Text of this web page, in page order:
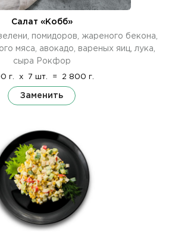
Салат «Кобб»
помидоров, жареного бекона,
мяса, авокадо, вареных яиц, лука,
сыра Рокфор
г. x 7 шт. = 2 800 г.
Заменить